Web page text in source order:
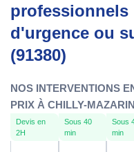
professionnels
d'urgence ou
(91380)
NOS INTERVENTIONS
PRIX À CHILLY-MAZARIN
Devis en
2H
Sous 40
min
Sous
min